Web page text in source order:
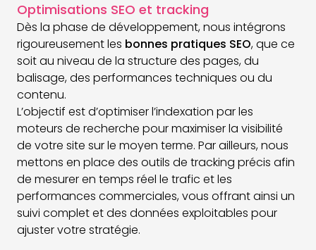
Optimisations SEO et tracking
Dès la phase de développement, nous intégrons
rigoureusement les bonnes pratiques SEO, que ce
soit au niveau de la structure des pages, du
balisage, des performances techniques ou du
contenu.
L’objectif est d’optimiser l’indexation par les
moteurs de recherche pour maximiser la visibilité
de votre site sur le moyen terme. Par ailleurs, nous
mettons en place des outils de tracking précis afin
de mesurer en temps réel le trafic et les
performances commerciales, vous offrant ainsi un
suivi complet et des données exploitables pour
ajuster votre stratégie.